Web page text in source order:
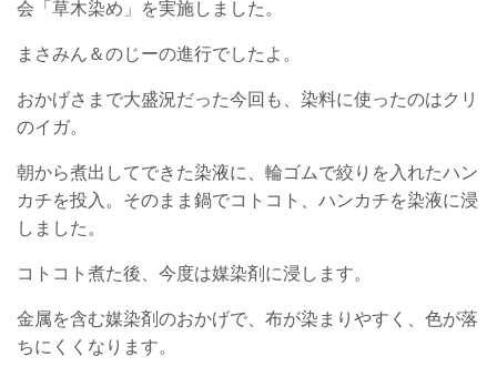
会「草木染め」を実施しました。
まさみん＆のじーの進行でしたよ。
おかげさまで大盛況だった今回も、染料に使ったのはクリ
のイガ。
朝から煮出してできた染液に、輪ゴムで絞りを入れたハン
カチを投入。そのまま鍋でコトコト、ハンカチを染液に浸
しました。
コトコト煮た後、今度は媒染剤に浸します。
金属を含む媒染剤のおかげで、布が染まりやすく、色が落
ちにくくなります。